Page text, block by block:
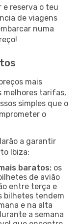
e reserva o teu
de viagens
numa
mais
melhores tarifas,
simples que o
o
a garantir
Ibiza:
baratos: os
de avião
entre terça e
bilhetes tendem
e na alta
a semana